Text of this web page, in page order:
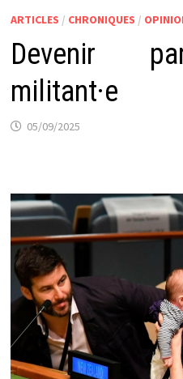
ARTICLES / CHRONIQUES /
Devenir
militant·e
05/09/2025